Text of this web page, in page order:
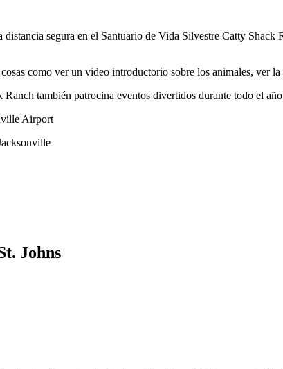
segura en el Santuario de Vida Silvestre Catty
como ver un video introductorio sobre los animales, ver
también patrocina eventos divertidos durante todo el
Airport
Johns